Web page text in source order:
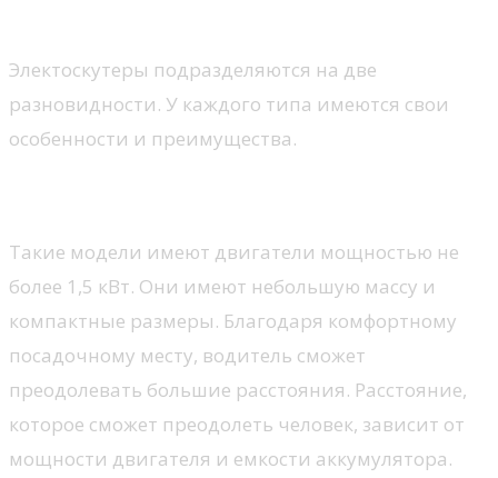
Электоскутеры подразделяются на две
разновидности. У каждого типа имеются свои
особенности и преимущества.
Такие модели имеют двигатели мощностью не
более 1,5 кВт. Они имеют небольшую массу и
компактные размеры. Благодаря комфортному
посадочному месту, водитель сможет
преодолевать большие расстояния. Расстояние,
которое сможет преодолеть человек, зависит от
мощности двигателя и емкости аккумулятора.